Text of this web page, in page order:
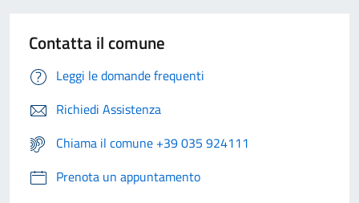
Contatta il comune
Leggi le domande frequenti
Richiedi Assistenza
Chiama il comune +39 035 924111
Prenota un appuntamento